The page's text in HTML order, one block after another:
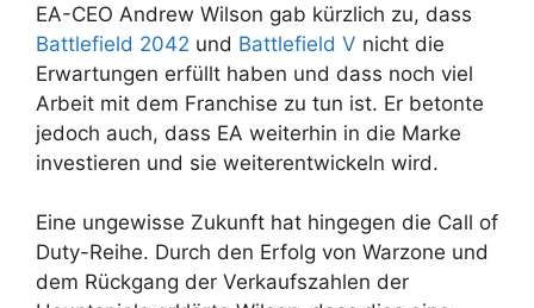
EA-CEO Andrew Wilson gab kürzlich zu, dass
Battlefield 2042 und Battlefield V nicht die
Erwartungen erfüllt haben und dass noch viel
Arbeit mit dem Franchise zu tun ist. Er betonte
jedoch auch, dass EA weiterhin in die Marke
investieren und sie weiterentwickeln wird.
Eine ungewisse Zukunft hat hingegen die Call of
Duty-Reihe. Durch den Erfolg von Warzone und
dem Rückgang der Verkaufszahlen der